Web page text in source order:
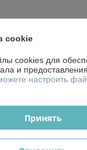
cookies
cookie
cookies для
и
настроить
Принять